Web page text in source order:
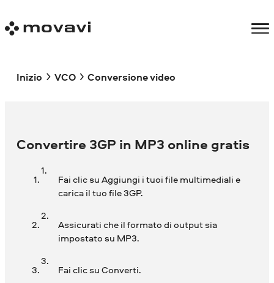
Inizio VCO Conversione video
Convertire 3GP in MP3 online gratis
Fai clic su Aggiungi i tuoi file multimediali e
carica il tuo file 3GP.
Assicurati che il formato di output sia
impostato su MP3.
Fai clic su Converti.